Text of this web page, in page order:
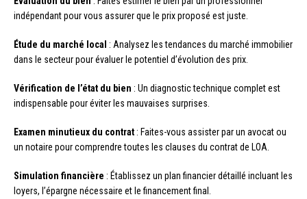
indépendant pour vous assurer que le prix proposé est juste.
Étude du marché local : Analysez les tendances du marché immobilier
dans le secteur pour évaluer le potentiel d’évolution des prix.
Vérification de l’état du bien : Un diagnostic technique complet est
indispensable pour éviter les mauvaises surprises.
Examen minutieux du contrat : Faites-vous assister par un avocat ou
un notaire pour comprendre toutes les clauses du contrat de LOA.
Simulation financière : Établissez un plan financier détaillé incluant les
loyers, l’épargne nécessaire et le financement final.